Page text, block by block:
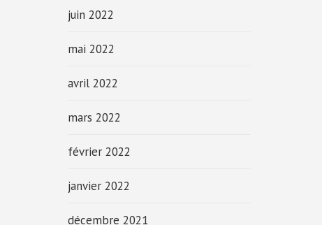
juin 2022
mai 2022
avril 2022
mars 2022
février 2022
janvier 2022
décembre 2021